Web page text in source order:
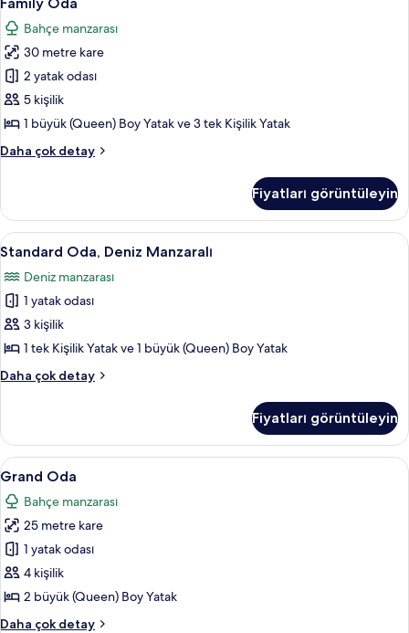
Oda
için
tüm
fotoğrafları
görün
Bahçe manzarası
30 metre kare
2 yatak odası
5 kişilik
1 büyük (Queen) Boy Yatak ve 3 tek Kişilik Yatak
Daha çok detay
Family
fazla
detay
Fiyatları görüntüleyin
Standard
Oda,
Deniz
Manzaralı
için
tüm
fotoğrafları
görün
Minibar, ses yalıtımı, ücretsiz beşik/
7
Standard Oda, Deniz Manzaralı
Deniz manzarası
1 yatak odası
3 kişilik
1 tek Kişilik Yatak ve 1 büyük (Queen) Boy Yatak
Daha çok detay
Standard
hakkında
daha
fazla
detay
Fiyatları görüntüleyin
Grand
Oda
için
tüm
fotoğrafları
görün
Minibar, ses yalıtımı, ücretsiz beşik/
12
Grand Oda
Bahçe manzarası
25 metre kare
1 yatak odası
4 kişilik
2 büyük (Queen) Boy Yatak
Daha çok detay
Grand